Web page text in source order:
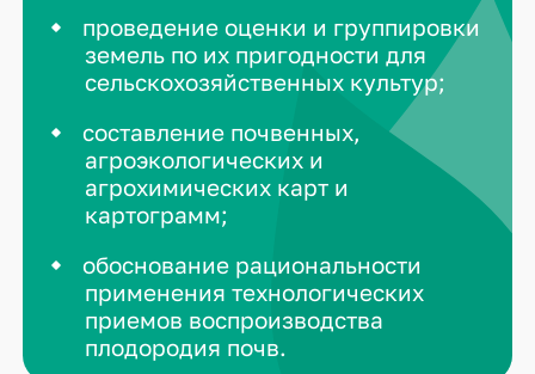
проведение оценки и группировки
земель по их пригодности для
сельскохозяйственных культур;
составление почвенных,
агроэкологических и
агрохимических карт и
картограмм;
обоснование рациональности
применения технологических
приемов воспроизводства
плодородия почв.